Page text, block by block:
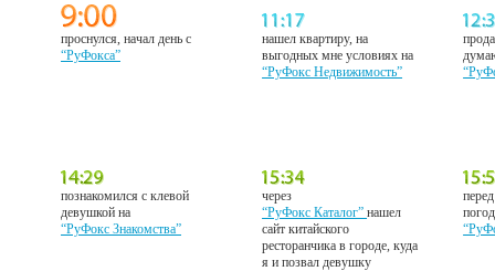
проснулся, начал день с
“РуФокса”
нашел квартиру, на
выгодных мне условиях на
“РуФокс Недвижимость”
познакомился с клевой
девушкой на
“РуФокс Знакомства”
через
“РуФокс Каталог”нашел
сайт китайского
ресторанчика в городе, куда
я и позвал девушку